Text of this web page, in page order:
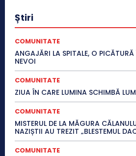
Știri
COMUNITATE
ANGAJĂRI LA SPITALE, O
NEVOI
COMUNITATE
ZIUA ÎN CARE LUMINA SCHIMBĂ
COMUNITATE
MISTERUL DE LA MĂGURA
NAZIȘTII AU TREZIT „BLESTEMUL
COMUNITATE